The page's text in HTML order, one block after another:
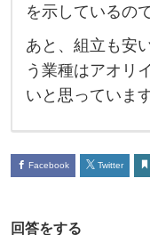
買
い
替
え
に
つ
を示しているの
あと、組立も安
う業種はアオリ
いと思っていま
Facebook Twitter
回答をする